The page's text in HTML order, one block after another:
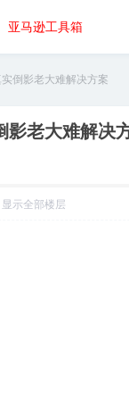
亚马逊工具箱
倒影老大难解决方案
老大难解决
显示全部楼层